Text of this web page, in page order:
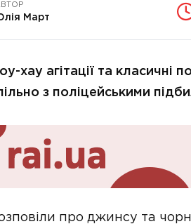
Март
хау агітації та класичні
з поліцейськими
про джинсу та